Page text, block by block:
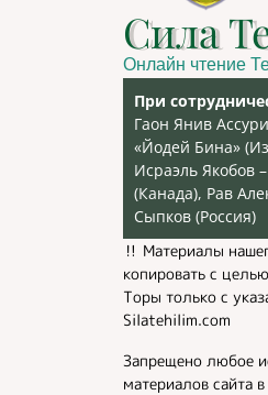
Сила
Онлайн чтение
При
Гаон Янив
«Йодей Бина»
Исраэль Якобов
(Канада), Рав
Сыпков (Россия)
‼️ Материалы
копировать с
Торы только с
Silatehilim.com
Запрещено любое
материалов сайта